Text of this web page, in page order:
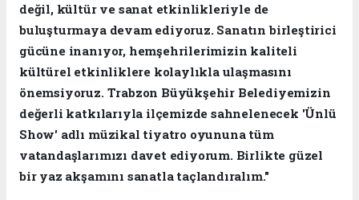
değil, kültür ve sanat etkinlikleriyle de
buluşturmaya devam ediyoruz. Sanatın birleştirici
gücüne inanıyor, hemşehrilerimizin kaliteli
kültürel etkinliklere kolaylıkla ulaşmasını
önemsiyoruz. Trabzon Büyükşehir Belediyemizin
değerli katkılarıyla ilçemizde sahnelenecek 'Ünlü
Show' adlı müzikal tiyatro oyununa tüm
vatandaşlarımızı davet ediyorum. Birlikte güzel
bir yaz akşamını sanatla taçlandıralım."